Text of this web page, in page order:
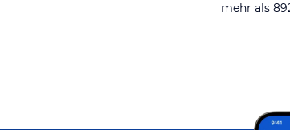
mehr als